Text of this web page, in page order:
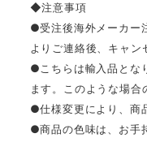
◆注意事項
●受注後海外メーカー
よりご連絡後、キャン
●こちらは輸入品とな
ます。このような場合
●仕様変更により、商
●商品の色味は、お手